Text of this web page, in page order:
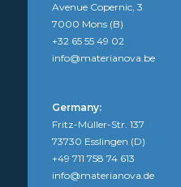
Avenue Copernic, 3
7000 Mons (B)
+32 65 55 49 02
info@materianova.be
Germany:
Fritz-Müller-Str. 137
73730 Esslingen (D)
+49 711 758 74 613
info@materianova.de